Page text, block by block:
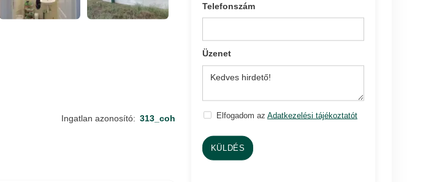
Telefonszám
Üzenet
Elfogadom az Adatkezelési tájékoztatót
KÜLDÉS
Ingatlan azonosító: 313_coh